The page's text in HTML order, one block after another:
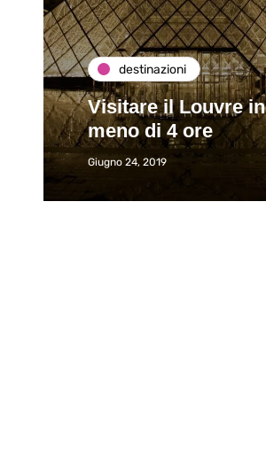
destinazioni
Visitare il Louvre in
meno di 4 ore
Giugno 24, 2019